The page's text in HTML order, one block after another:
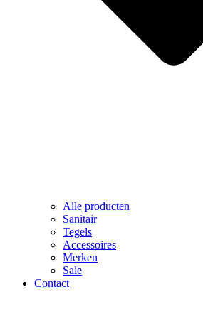
Alle producten
Sanitair
Tegels
Accessoires
Merken
Sale
Contact